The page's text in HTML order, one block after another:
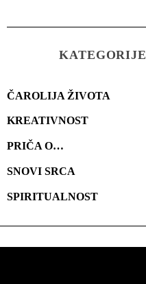
KATEGORIJE
ČAROLIJA ŽIVOTA
KREATIVNOST
PRIČA O…
SNOVI SRCA
SPIRITUALNOST